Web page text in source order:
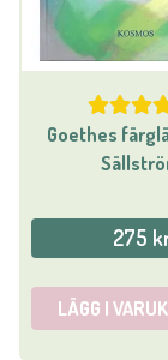
Goethes
275
LÄGG I